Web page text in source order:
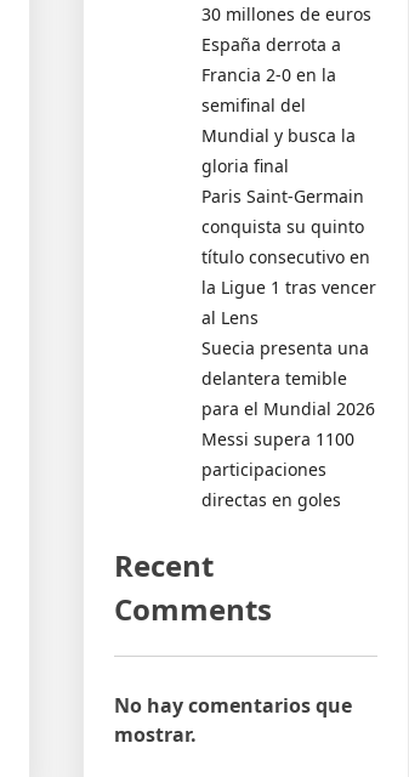
30 millones de euros
España derrota a
Francia 2-0 en la
semifinal del
Mundial y busca la
gloria final
Paris Saint-Germain
conquista su quinto
título consecutivo en
la Ligue 1 tras vencer
al Lens
Suecia presenta una
delantera temible
para el Mundial 2026
Messi supera 1100
participaciones
directas en goles
Recent
Comments
No hay comentarios que
mostrar.